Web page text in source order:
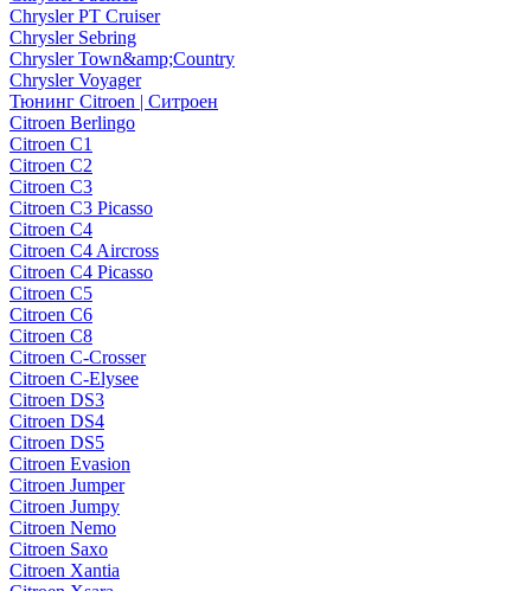
Chrysler PT Cruiser
Chrysler Sebring
Chrysler Town&amp;Country
Chrysler Voyager
Тюнинг Citroen | Ситроен
Citroen Berlingo
Citroen C1
Citroen C2
Citroen C3
Citroen C3 Picasso
Citroen C4
Citroen C4 Aircross
Citroen C4 Picasso
Citroen C5
Citroen C6
Citroen C8
Citroen C-Crosser
Citroen C-Elysee
Citroen DS3
Citroen DS4
Citroen DS5
Citroen Evasion
Citroen Jumper
Citroen Jumpy
Citroen Nemo
Citroen Saxo
Citroen Xantia